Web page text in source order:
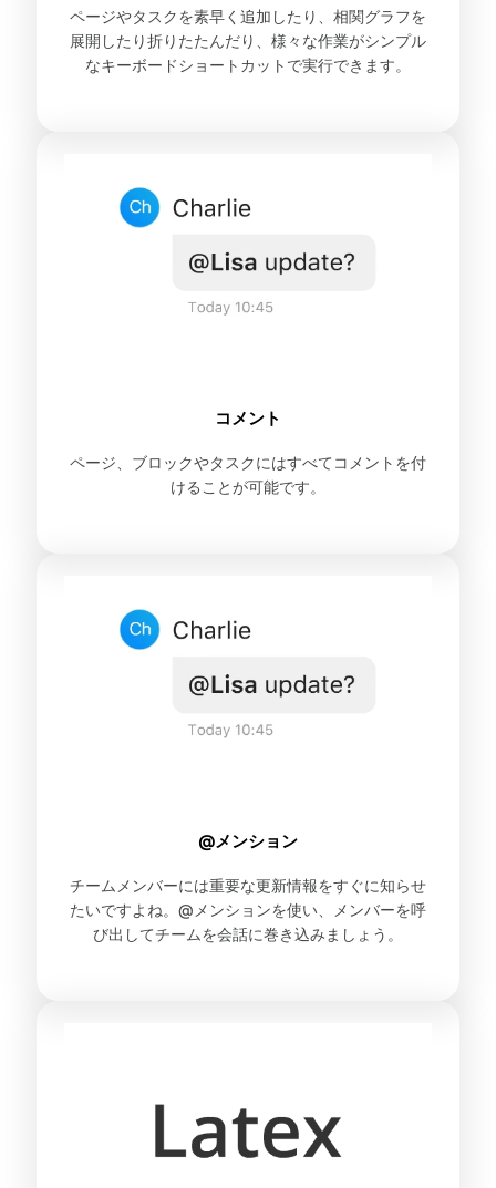
ページやタスクを素早く追加したり、相関グラフを
展開したり折りたたんだり、様々な作業がシンプル
なキーボードショートカットで実行できます。
コメント
ページ、ブロックやタスクにはすべてコメントを付
けることが可能です。
@メンション
チームメンバーには重要な更新情報をすぐに知らせ
たいですよね。@メンションを使い、メンバーを呼
び出してチームを会話に巻き込みましょう。